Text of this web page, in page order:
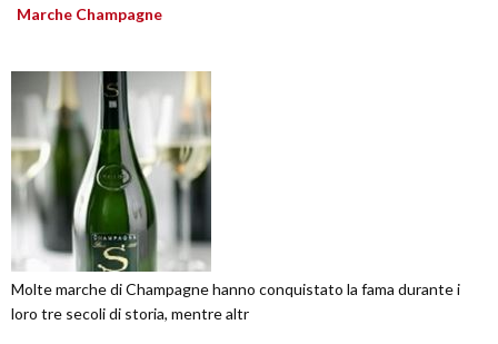
Marche Champagne
Molte marche di Champagne hanno conquistato la fama durante i
loro tre secoli di storia, mentre altr